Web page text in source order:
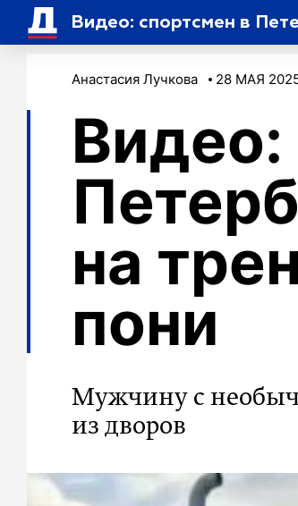
Видео: спортсмен в
Анастасия Лучкова 28 МАЯ
Видео:
на
пони
Мужчину с
из дворов